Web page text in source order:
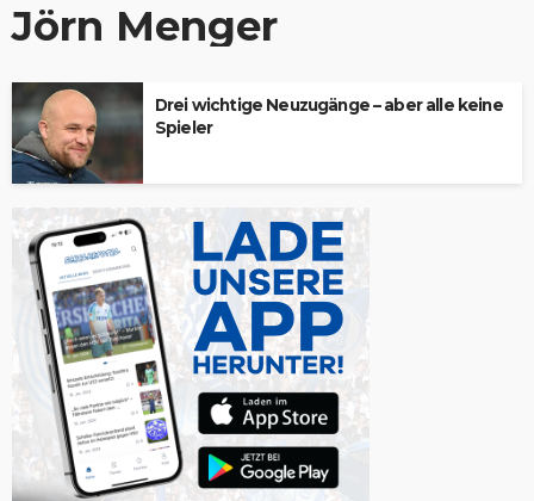
Jörn Menger
Drei wichtige Neuzugänge – aber alle keine
Spieler